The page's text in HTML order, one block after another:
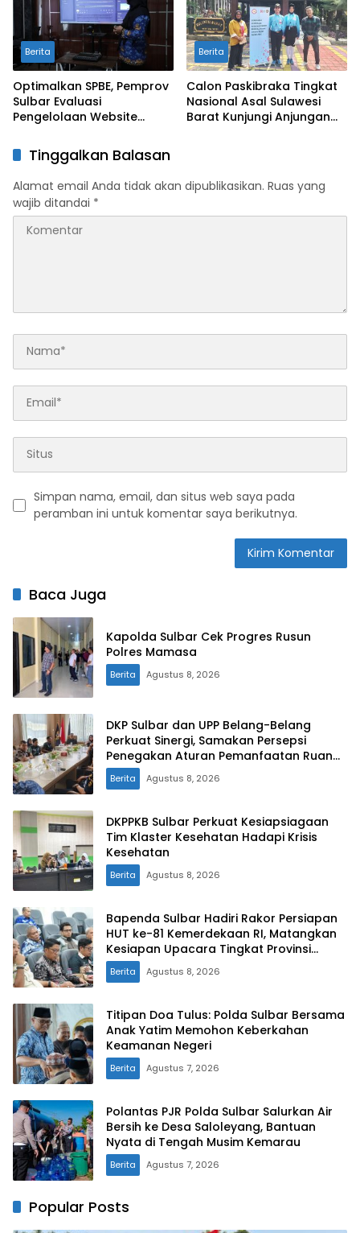
Berita
Optimalkan SPBE, Pemprov
Sulbar Evaluasi
Pengelolaan Website
Berita
Calon Paskibraka Tingkat
Nasional Asal Sulawesi
Barat Kunjungi Anjungan
Tinggalkan Balasan
Alamat email Anda tidak akan dipublikasikan. Ruas yang
wajib ditandai *
Simpan nama, email, dan situs web saya pada
peramban ini untuk komentar saya berikutnya.
Baca Juga
Kapolda Sulbar Cek Progres Rusun
Berita Agustus 8, 2026
DKP Sulbar dan UPP Belang-Belang
Perkuat Sinergi, Samakan Persepsi
Penegakan Aturan Pemanfaatan Ruang
Laut
Berita Agustus 8, 2026
DKPPKB Sulbar Perkuat Kesiapsiagaan
Tim Klaster Kesehatan Hadapi Krisis
Kesehatan
Berita Agustus 8, 2026
Bapenda Sulbar Hadiri Rakor Persiapan
HUT ke-81 Kemerdekaan RI, Matangkan
Kesiapan Upacara Tingkat Provinsi
Sulawesi Barat
Berita Agustus 8, 2026
Titipan Doa Tulus: Polda Sulbar Bersama
Anak Yatim Memohon Keberkahan
Keamanan Negeri
Berita Agustus 7, 2026
Polantas PJR Polda Sulbar Salurkan Air
Bersih ke Desa Saloleyang, Bantuan
Nyata di Tengah Musim Kemarau
Berita Agustus 7, 2026
Popular Posts